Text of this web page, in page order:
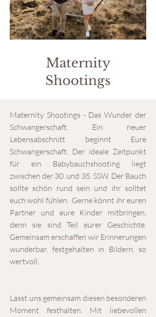
Maternity
Shootings
Maternity Shootings - Das Wunder der
Schwangerschaft. Ein neuer
Lebensabschnitt beginnt Eure
Schwangerschaft. Der ideale Zeitpunkt
für ein Babybauchshooting liegt
zwischen der 30. und 35. SSW. Der Bauch
sollte schön rund sein und ihr solltet
euch wohl fühlen. Gerne könnt ihr euren
Partner und eure Kinder mitbringen,
denn sie sind Teil eurer Geschichte.
Gemeinsam erschaffen wir Erinnerungen
wunderbar, festgehalten in Bildern, so
wertvoll.
Lasst uns gemeinsam diesen besonderen
Moment festhalten. Mit liebevollen